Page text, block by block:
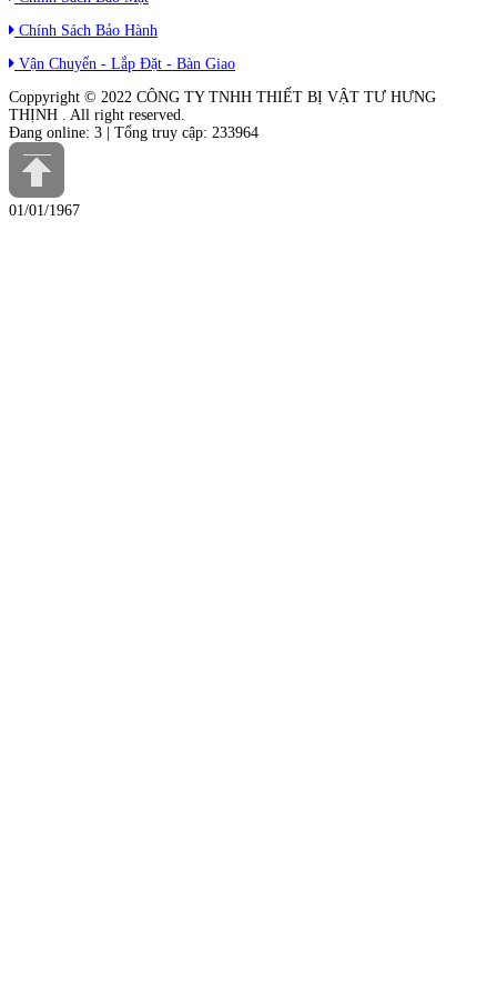
Chính Sách Bảo Hành
Vận Chuyển - Lắp Đặt - Bàn Giao
Coppyright © 2022 CÔNG TY TNHH THIẾT BỊ VẬT TƯ HƯNG
THỊNH . All right reserved.
Đang online: 3 | Tổng truy cập: 233964
01/01/1967